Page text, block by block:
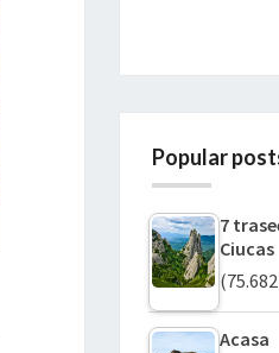
Popular
7
Ciucas
Acasa